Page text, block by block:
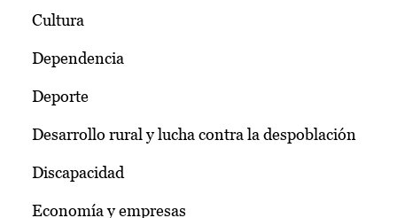
Cultura
Dependencia
Deporte
Desarrollo rural y lucha contra la despoblación
Discapacidad
Economía y empresas